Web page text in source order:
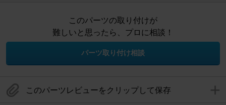
このパーツの取り付けが
難しいと思ったら、プロに相談！
パーツ取り付け相談
このパーツレビューをクリップして保存